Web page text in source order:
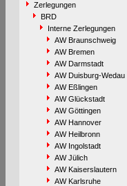
Zerlegungen
BRD
Interne Zerlegungen
AW Braunschweig
AW Bremen
AW Darmstadt
AW Duisburg-Wedau
AW Eßlingen
AW Glückstadt
AW Göttingen
AW Hannover
AW Heilbronn
AW Ingolstadt
AW Jülich
AW Kaiserslautern
AW Karlsruhe